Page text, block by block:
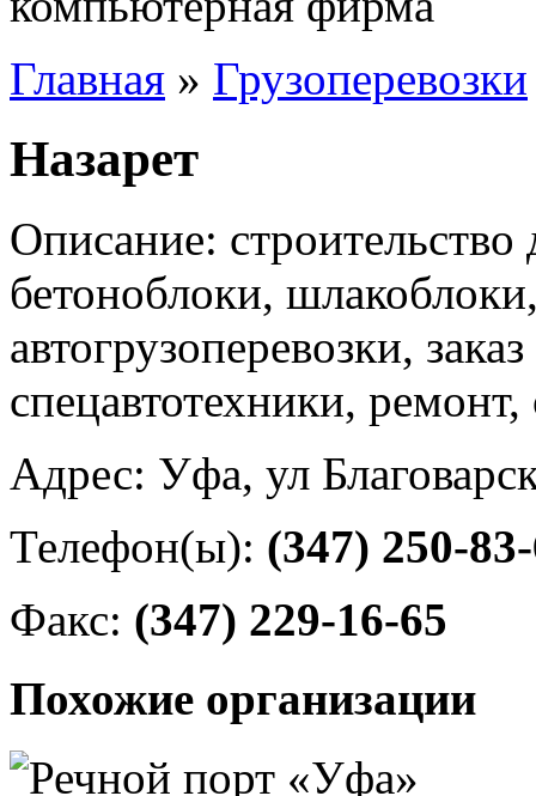
Главная » Грузоперевозки
Назарет
Описание:
бетоноблоки,
автогрузоперевозки,
спецавтотехники,
Адрес: Уфа, ул
Телефон(ы): (347) 250-
Факс: (347) 229-16-65
Похожие организации